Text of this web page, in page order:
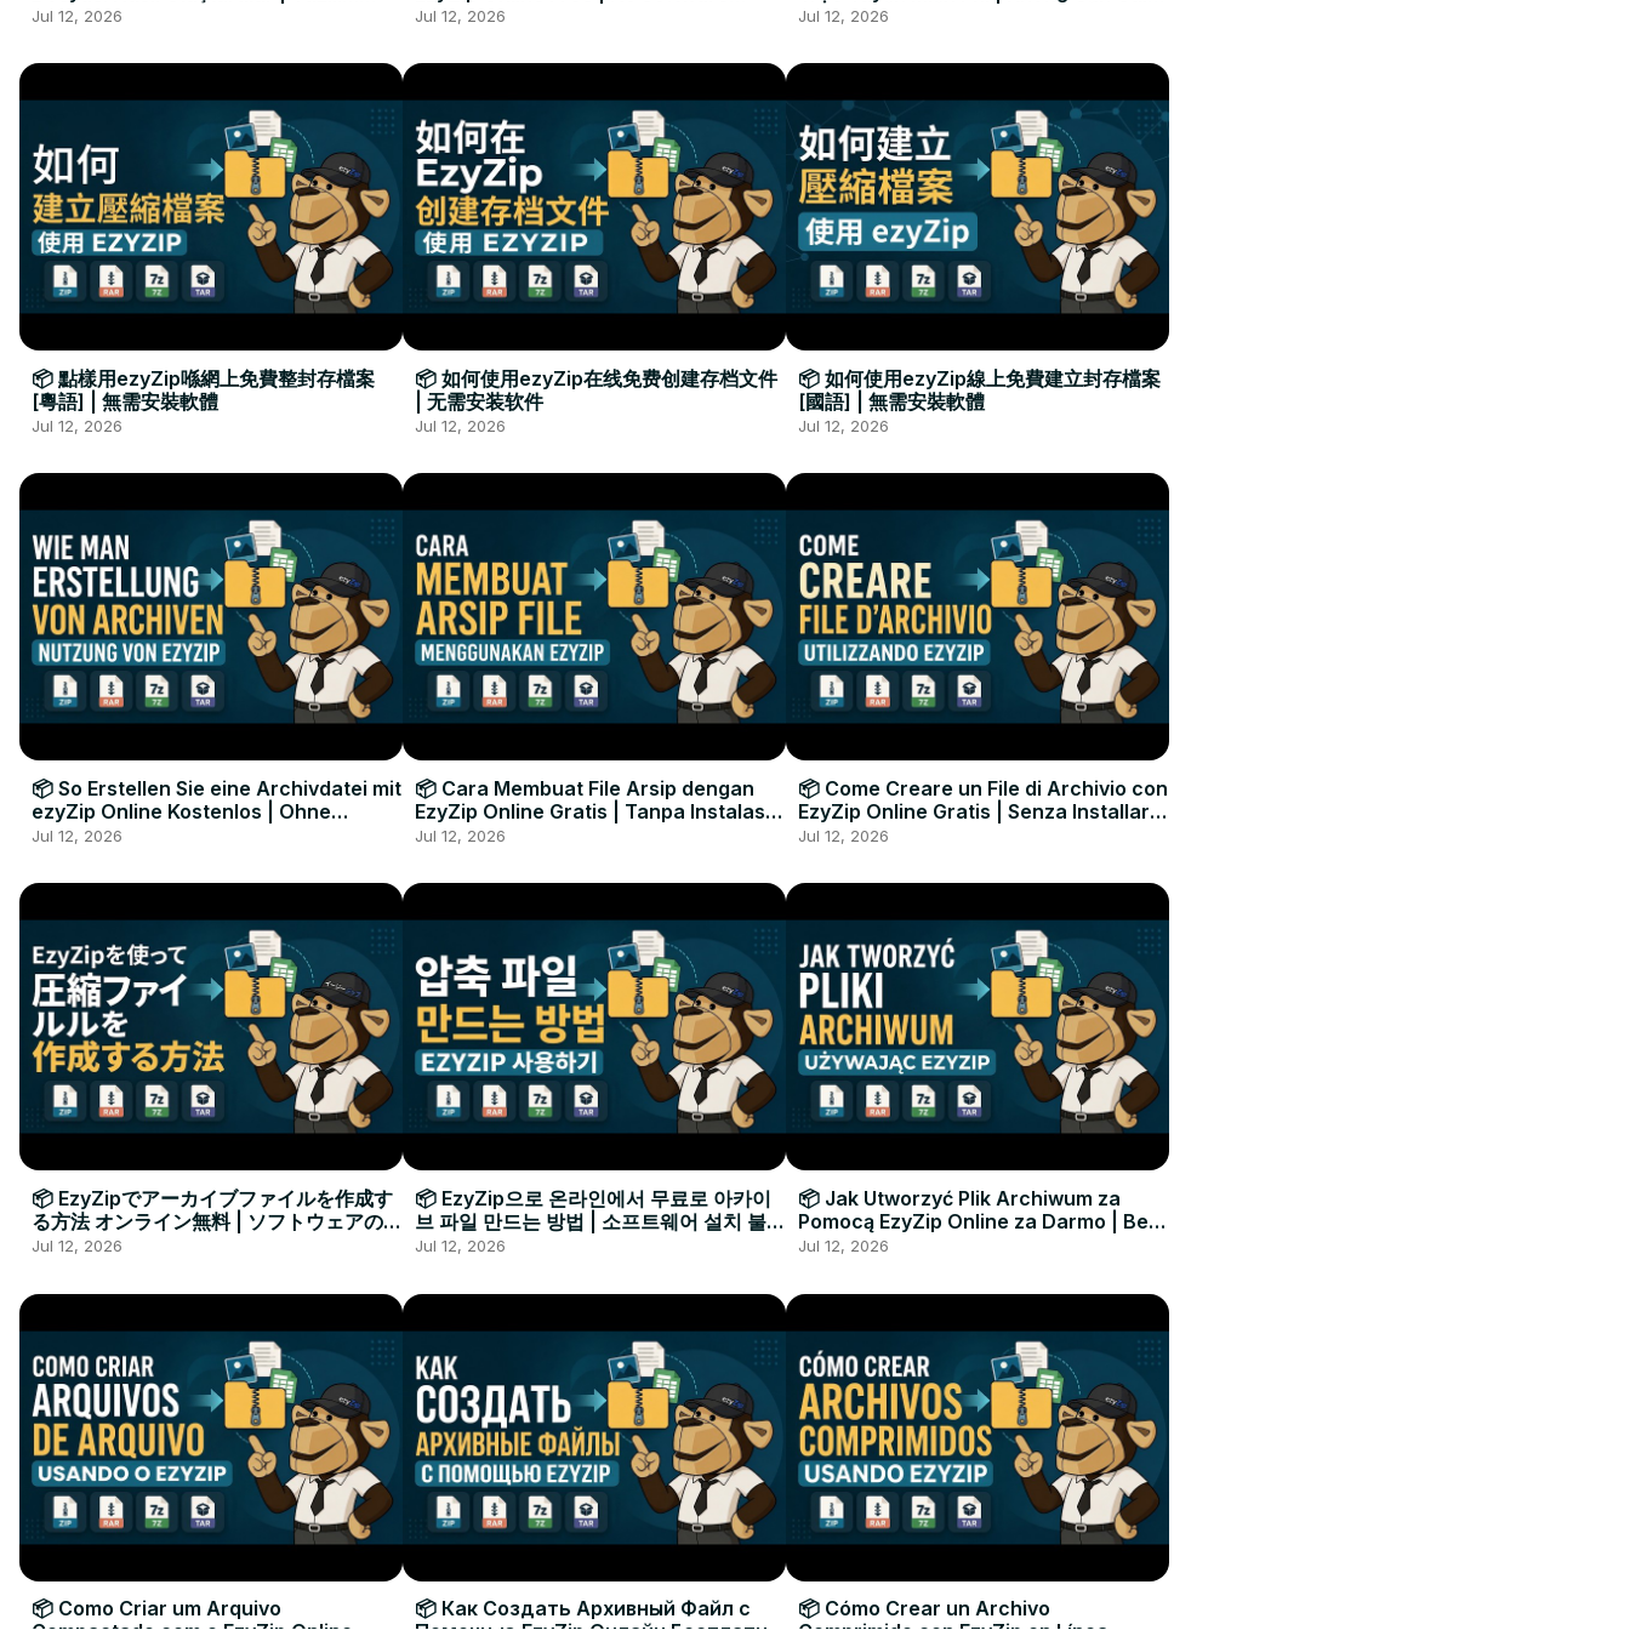
Kurulumu Gerekmez
Jul 12, 2026
Installation Required
Jul 12, 2026
Đặt Phần Mềm
Jul 12, 2026
📦 點樣用ezyZip喺網上免費整封存檔案
[粵語] | 無需安裝軟體
Jul 12, 2026
📦 如何使用ezyZip在线免费创建存档文件
| 无需安装软件
Jul 12, 2026
📦 如何使用ezyZip線上免費建立封存檔案
[國語] | 無需安裝軟體
Jul 12, 2026
📦 So Erstellen Sie eine Archivdatei mit
ezyZip Online Kostenlos | Ohne
Softwareinstallation
Jul 12, 2026
📦 Cara Membuat File Arsip dengan
EzyZip Online Gratis | Tanpa Instalasi
Perangkat Lunak
Jul 12, 2026
📦 Come Creare un File di Archivio con
EzyZip Online Gratis | Senza Installare
Software
Jul 12, 2026
📦 EzyZipでアーカイブファイルを作成す
る方法 オンライン無料 | ソフトウェアのイ
ンストール不要
Jul 12, 2026
📦 EzyZip으로 온라인에서 무료로 아카이
브 파일 만드는 방법 | 소프트웨어 설치 불필
요
Jul 12, 2026
📦 Jak Utworzyć Plik Archiwum za
Pomocą EzyZip Online za Darmo | Bez
Instalacji Oprogramowania
Jul 12, 2026
📦 Como Criar um Arquivo
📦 Как Создать Архивный Файл с
📦 Cómo Crear un Archivo